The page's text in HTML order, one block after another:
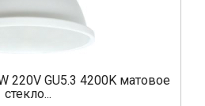
220V GU5.3 4200K матовое
стекло...